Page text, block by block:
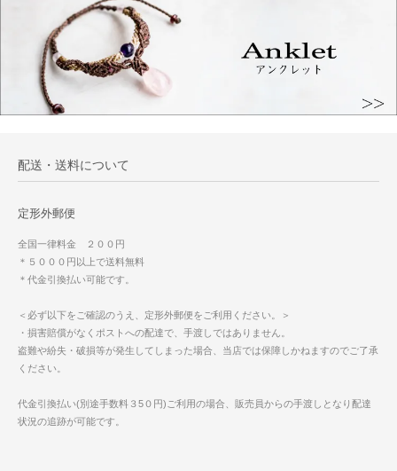
配送・送料について
定形外郵便
全国一律料金 ２００円
＊５０００円以上で送料無料
＊代金引換払い可能です。
＜必ず以下をご確認のうえ、定形外郵便をご利用ください。＞
・損害賠償がなくポストへの配達で、手渡しではありません。
盗難や紛失・破損等が発生してしまった場合、当店では保障しかねますのでご了承
ください。
代金引換払い(別途手数料３5０円)ご利用の場合、販売員からの手渡しとなり配達
状況の追跡が可能です。